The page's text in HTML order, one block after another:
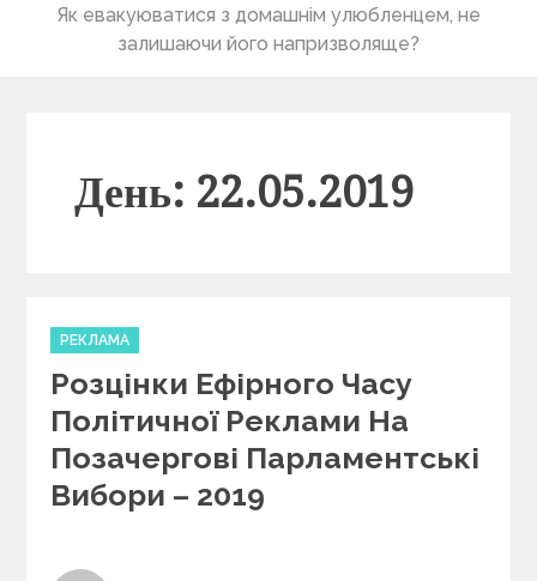
Як евакуюватися з домашнім улюбленцем, не
залишаючи його напризволяще?
День: 22.05.2019
C
a
e
g
r
i
РЕКЛАМА
Розцінки Ефірного Часу
Політичної Реклами На
Позачергові Парламентські
Вибори – 2019